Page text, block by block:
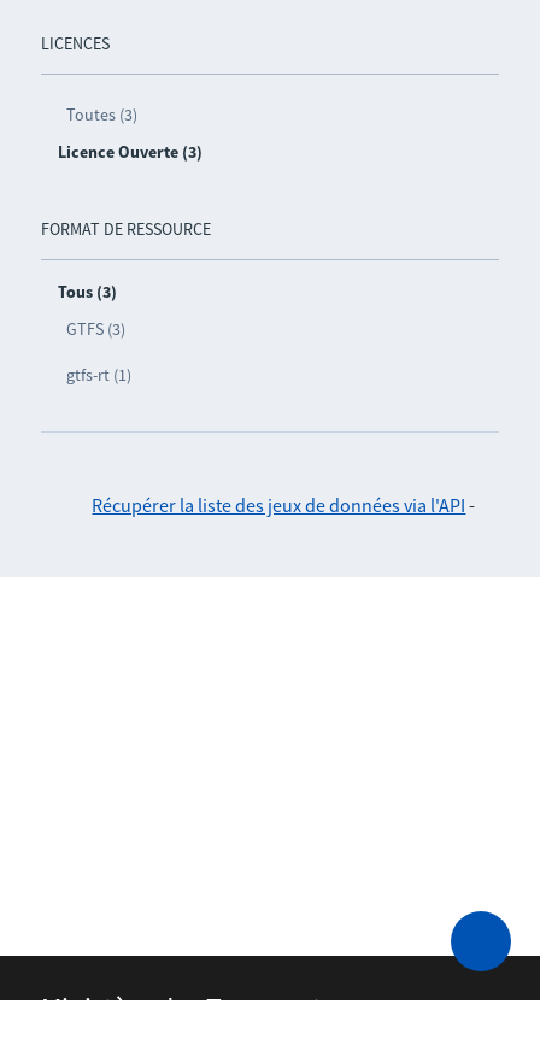
LICENCES
Toutes (3)
Licence Ouverte (3)
FORMAT DE RESSOURCE
Tous (3)
GTFS (3)
gtfs-rt (1)
Récupérer la liste des jeux de données via l'API -
Ministère des Transports